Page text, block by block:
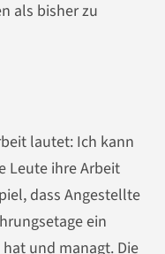
als bisher zu
lautet: Ich kann
Leute ihre Arbeit
dass Angestellte
ein
und managt. Die